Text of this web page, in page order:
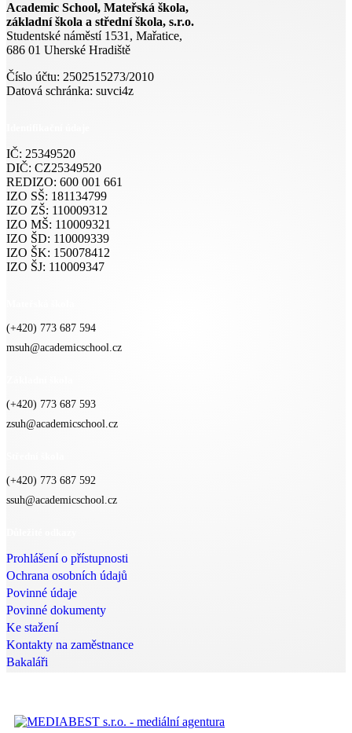
Academic School, Mateřská škola,
základní škola a střední škola, s.r.o.
Studentské náměstí 1531, Mařatice,
686 01 Uherské Hradiště
Číslo účtu: 2502515273/2010
Datová schránka: suvci4z
IČ: 25349520
DIČ: CZ25349520
REDIZO: 600 001 661
IZO SŠ: 181134799
IZO ZŠ: 110009312
IZO MŠ: 110009321
IZO ŠD: 110009339
IZO ŠK: 150078412
IZO ŠJ: 110009347
(+420) 773 687 594
msuh@academicschool.cz
(+420) 773 687 593
zsuh@academicschool.cz
(+420) 773 687 592
ssuh@academicschool.cz
Prohlášení o přístupnosti
Ochrana osobních údajů
Povinné údaje
Povinné dokumenty
Ke stažení
Kontakty na zaměstnance
Bakaláři